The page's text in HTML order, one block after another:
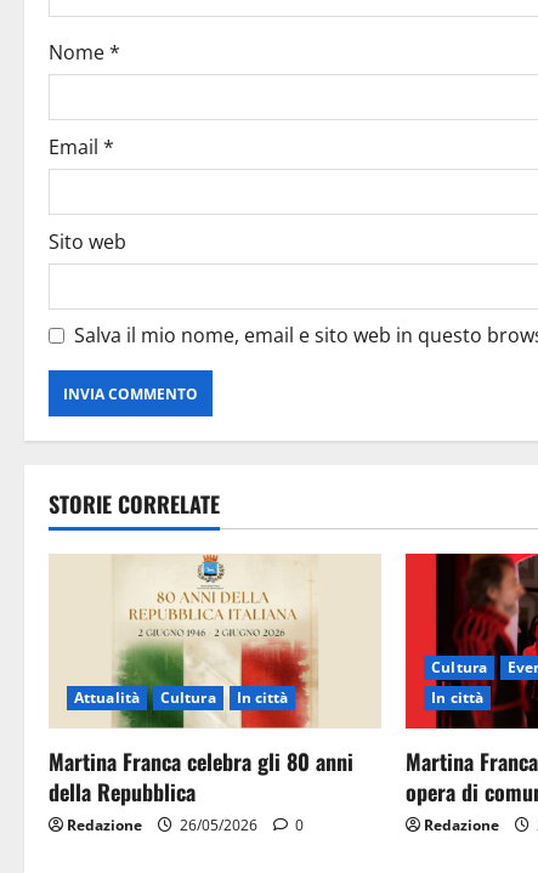
Nome*
Email *
Sito web
Salva il mio nome, email e sito web in questo
STORIE CORRELATE
Attualità Cultura In città
Martina Franca celebra gli 80 anni
della Repubblica
Redazione 26/05/2026 0
Cultura
In città
Martina
opera di
Redazione